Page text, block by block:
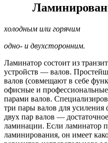
холодным или горячим
одно- и двухсторонним.
Ламинатор состоит из
устройств — валов.
валов (совмещают в себе
офисные и
парами валов.
три пары валов для
двух пар валов —
ламинации. Если ламинатор
ламинирования, он имеет